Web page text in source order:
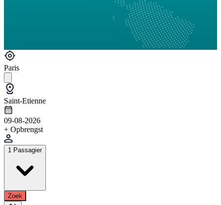
Paris
Saint-Etienne
09-08-2026
+ Opbrengst
1 Passagier
Zoek